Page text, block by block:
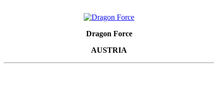
Dragon Force
AUSTRIA